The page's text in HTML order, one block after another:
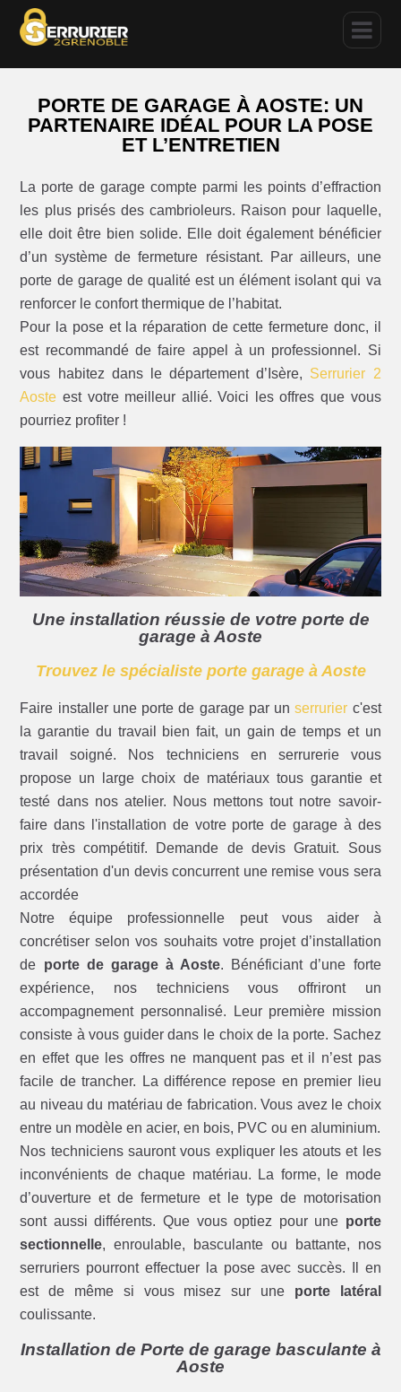
PORTE DE GARAGE À AOSTE: UN
PARTENAIRE IDÉAL POUR LA POSE
ET L’ENTRETIEN
La porte de garage compte parmi les points d’effraction
les plus prisés des cambrioleurs. Raison pour laquelle,
elle doit être bien solide. Elle doit également bénéficier
d’un système de fermeture résistant. Par ailleurs, une
porte de garage de qualité est un élément isolant qui va
renforcer le confort thermique de l’habitat.
Pour la pose et la réparation de cette fermeture donc, il
est recommandé de faire appel à un professionnel. Si
vous habitez dans le département d’Isère, Serrurier 2
Aoste est votre meilleur allié. Voici les offres que vous
pourriez profiter !
Une installation réussie de votre porte de
garage à Aoste
Trouvez le spécialiste porte garage à Aoste
Faire installer une porte de garage par unserrurier c'est
la garantie du travail bien fait, un gain de temps et un
travail soigné. Nos techniciens en serrurerie vous
propose un large choix de matériaux tous garantie et
testé dans nos atelier. Nous mettons tout notre savoir-
faire dans l'installation de votre porte de garage à des
prix très compétitif. Demande de devis Gratuit. Sous
présentation d'un devis concurrent une remise vous sera
accordée
Notre équipe professionnelle peut vous aider à
concrétiser selon vos souhaits votre projet d’installation
de porte de garage à Aoste. Bénéficiant d’une forte
expérience, nos techniciens vous offriront un
accompagnement personnalisé. Leur première mission
consiste à vous guider dans le choix de la porte. Sachez
en effet que les offres ne manquent pas et il n’est pas
facile de trancher. La différence repose en premier lieu
au niveau du matériau de fabrication. Vous avez le choix
entre un modèle en acier, en bois, PVC ou en aluminium.
Nos techniciens sauront vous expliquer les atouts et les
inconvénients de chaque matériau. La forme, le mode
d’ouverture et de fermeture et le type de motorisation
sont aussi différents. Que vous optiez pour une porte
sectionnelle, enroulable, basculante ou battante, nos
serruriers pourront effectuer la pose avec succès. Il en
est de même si vous misez sur une porte latéral
coulissante.
Installation de Porte de garage basculante à
Aoste